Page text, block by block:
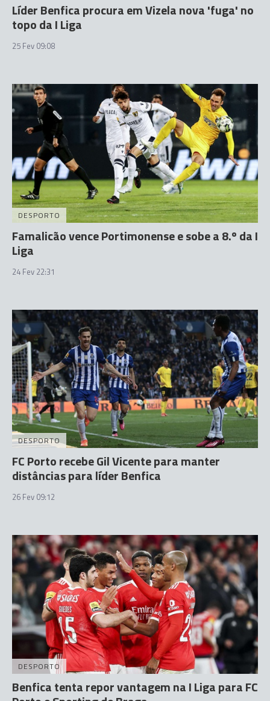
Líder Benfica procura em Vizela nova 'fuga' no
topo da I Liga
25 Fev 09:08
DESPORTO
Famalicão vence Portimonense e sobe a 8.º da I
Liga
24 Fev 22:31
DESPORTO
FC Porto recebe Gil Vicente para manter
distâncias para líder Benfica
26 Fev 09:12
DESPORTO
Benfica tenta repor vantagem na I Liga para FC